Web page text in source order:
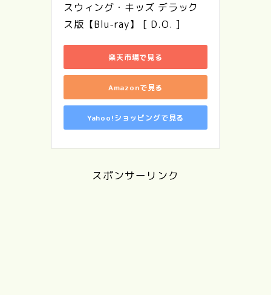
スウィング・キッズ デラック
ス版【Blu-ray】 [ D.O. ]
楽天市場で見る
Amazonで見る
Yahoo!ショッピングで見る
スポンサーリンク